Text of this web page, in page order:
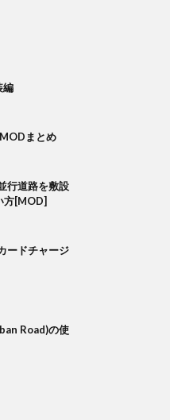
編
まとめ
行道路を敷設
方[MOD]
ードチャージ
Road)の使